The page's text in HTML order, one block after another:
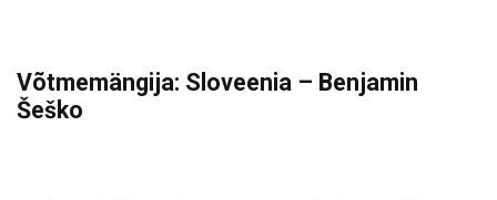
Võtmemängija: Sloveenia – Benjamin
Šeško